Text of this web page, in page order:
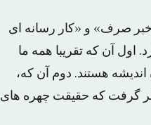
صرف» و «کار رسانه ای
اول آن که تقریبا همه ما
اندیشه هستند. دوم آن که،
گرفت که حقیقت چهره های